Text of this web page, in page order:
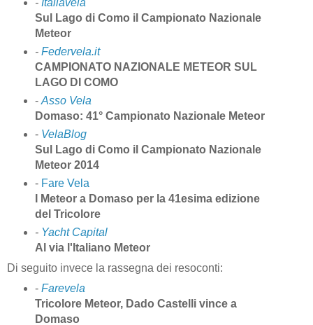
- Italiavela
Sul Lago di Como il Campionato Nazionale
Meteor
- Federvela.it
CAMPIONATO NAZIONALE METEOR SUL
LAGO DI COMO
- Asso Vela
Domaso: 41° Campionato Nazionale Meteor
- VelaBlog
Sul Lago di Como il Campionato Nazionale
Meteor 2014
- Fare Vela
I Meteor a Domaso per la 41esima edizione
del Tricolore
- Yacht Capital
Al via l'Italiano Meteor
Di seguito invece la rassegna dei resoconti:
- Farevela
Tricolore Meteor, Dado Castelli vince a
Domaso